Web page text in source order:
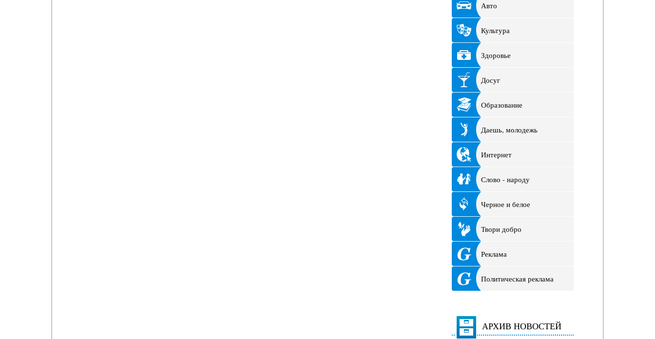
Авто
Культура
Здоровье
Досуг
Образование
Даешь, молодежь
Интернет
Слово - народу
Черное и белое
Твори добро
Реклама
Политическая реклама
АРХИВ НОВОСТЕЙ